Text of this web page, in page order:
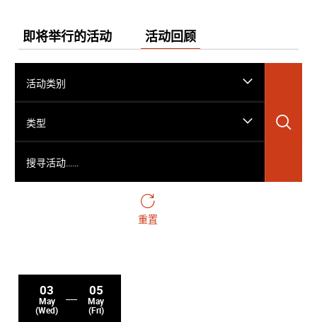
即将举行的活动 活动回顾
活动类别
类型
重置
03
May
(Wed)
05
May
(Fri)